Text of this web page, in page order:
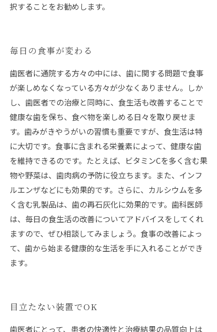
択することをお勧めします。
毎日の食事が変わる
歯医者に通院する方々の中には、歯に関する問題で食事
が楽しめなくなっている方々が少なくありません。しか
し、歯医者での治療と同時に、食生活も改善することで
健康な歯を保ち、食べ物を楽しめる日々を取り戻せま
す。歯みがきやうがいの習慣も重要ですが、食生活は特
に大切です。食事に含まれる栄養素によって、健康な歯
を維持できるのです。たとえば、ビタミンCを多く含む果
物や野菜は、歯肉病の予防に役立ちます。また、インフ
ルエンザなどにも効果的です。さらに、カルシウムを多
く含む乳製品は、歯の再石灰化に効果的です。歯科医師
は、毎日の食生活の改善についてアドバイスをしてくれ
ますので、ぜひ相談してみましょう。食事の改善によっ
て、歯から始まる健康的な生活を手に入れることができ
ます。
目立たない装置でOK
歯医者にとって、患者の快適性と治療結果の品質向上は